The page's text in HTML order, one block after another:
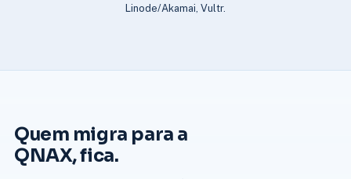
Linode/Akamai, Vultr.
Quem migra para a
QNAX, fica.